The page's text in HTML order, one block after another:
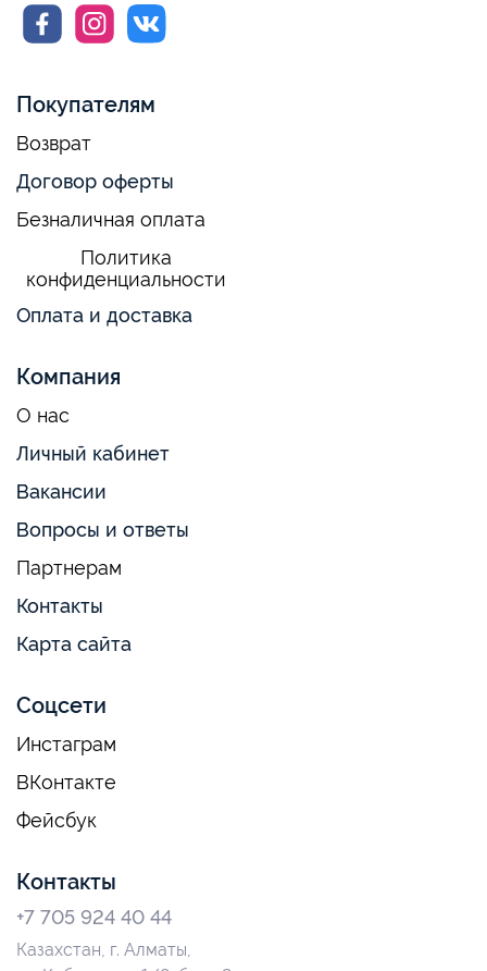
Покупателям
Возврат
Договор оферты
Безналичная оплата
Политика
конфиденциальности
Оплата и доставка
Компания
О нас
Личный кабинет
Вакансии
Вопросы и ответы
Партнерам
Контакты
Карта сайта
Соцсети
Инстаграм
ВКонтакте
Фейсбук
Контакты
+7 705 924 40 44
Казахстан, г. Алматы,